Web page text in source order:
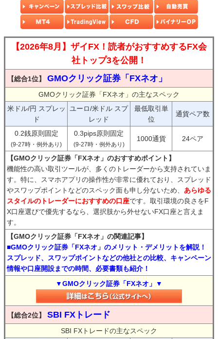
【2026年8月】ザイFX！読者がおすすめするFX会
社トップ3を公開！
【総合1位】 GMOクリック証券「FXネオ」
GMOクリック証券「FXネオ」の主なスペック
米ドル/円 スプレッ
ド
ユーロ/米ドル スプ
レッド
最低取引単
位
通貨ペア数
0.2銭原則固定
(9-27時・例外あり)
0.3pips原則固定
(9-27時・例外あり)
1000通貨 24ペア
【GMOクリック証券「FXネオ」のおすすめポイント】
機能性の高い取引ツールが、多くのトレーダーから支持されていま
す。特に、スマホアプリの操作性が非常に優れており、スプレッド
やスワップポイントなどのスペック面も申し分ないため、 あらゆる
スタイルのトレーダーにおすすめの口座です。取引環境の良さをF
X口座選びで優先するなら、選択肢から外せないFX口座と言えま
す。
【GMOクリック証券「FXネオ」の関連記事】
■GMOクリック証券「FXネオ」のメリット・デメリットを解説！
スプレッド、スワップポイントなどの他社との比較、キャンペーン
情報や口座開設までの時間、必要書類も紹介！
▼GMOクリック証券「FXネオ」▼
【総合2位】 SBI FXトレード
SBI FXトレードの主なスペック